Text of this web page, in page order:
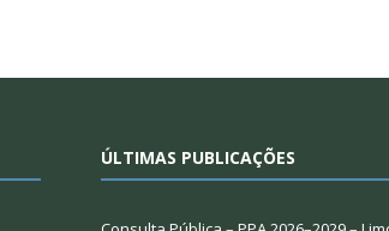
ÚLTIMAS PUBLICAÇÕES